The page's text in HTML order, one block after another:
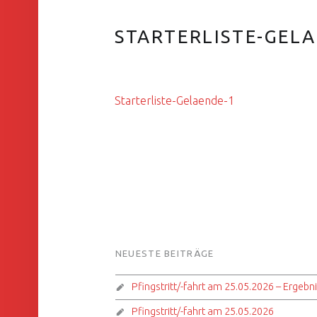
STARTERLISTE-
Starterliste-Gelaende-1
FOOTER SIDEBAR
NEUESTE BEITRÄGE
Pfingstritt/-fahrt am 25.05.2026 –
Pfingstritt/-fahrt am 25.05.2026